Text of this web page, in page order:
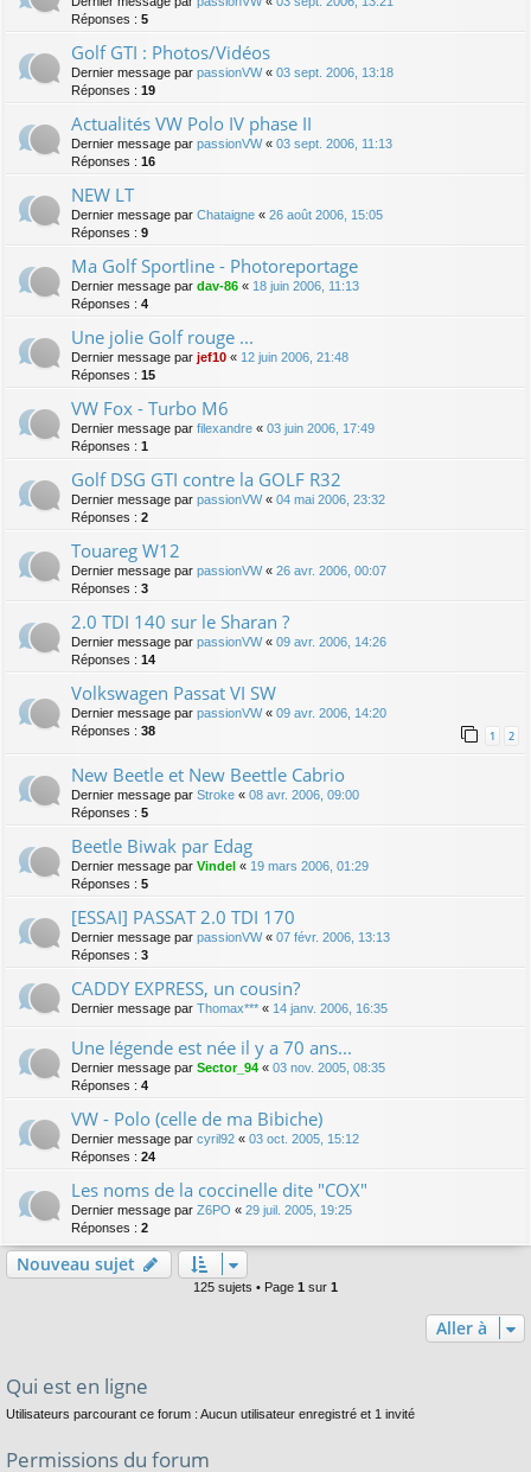
Réponses : 5
Golf GTI : Photos/Vidéos
Dernier message par passionVW« 03 sept. 2006, 13:18
Réponses : 19
Actualités VW Polo IV phase II
Dernier message par passionVW« 03 sept. 2006, 11:13
Réponses : 16
NEW LT
Dernier message par Chataigne « 26 août 2006, 15:05
Réponses : 9
Ma Golf Sportline - Photoreportage
Dernier message par dav-86 « 18 juin 2006, 11:13
Réponses : 4
Une jolie Golf rouge ...
Dernier message par jef10 « 12 juin 2006, 21:48
Réponses : 15
VW Fox - Turbo M6
Dernier message par filexandre « 03 juin 2006, 17:49
Réponses : 1
Golf DSG GTI contre la GOLF R32
Dernier message par passionVW« 04 mai 2006, 23:32
Réponses : 2
Touareg W12
Dernier message par passionVW« 26 avr. 2006, 00:07
Réponses : 3
2.0 TDI 140 sur le Sharan ?
Dernier message par passionVW« 09 avr. 2006, 14:26
Réponses : 14
Volkswagen Passat VI SW
Dernier message par passionVW« 09 avr. 2006, 14:20
Réponses : 38 1 2
New Beetle et New Beettle Cabrio
Dernier message par Stroke « 08 avr. 2006, 09:00
Réponses : 5
Beetle Biwak par Edag
Dernier message par Vindel « 19 mars 2006, 01:29
Réponses : 5
[ESSAI] PASSAT 2.0 TDI 170
Dernier message par passionVW« 07 févr. 2006, 13:13
Réponses : 3
CADDY EXPRESS, un cousin?
Dernier message par Thomax*** « 14 janv. 2006, 16:35
Une légende est née il y a 70 ans...
Dernier message par Sector_94 « 03 nov. 2005, 08:35
Réponses : 4
VW - Polo (celle de ma Bibiche)
Dernier message par cyril92 « 03 oct. 2005, 15:12
Réponses : 24
Les noms de la coccinelle dite "COX"
Dernier message par Z6PO « 29 juil. 2005, 19:25
Réponses : 2
Nouveau sujet
125 sujets • Page 1 sur 1
Aller à
Qui est en ligne
Utilisateurs parcourant ce forum : Aucun utilisateur enregistré et 1 invité
Permissions du forum